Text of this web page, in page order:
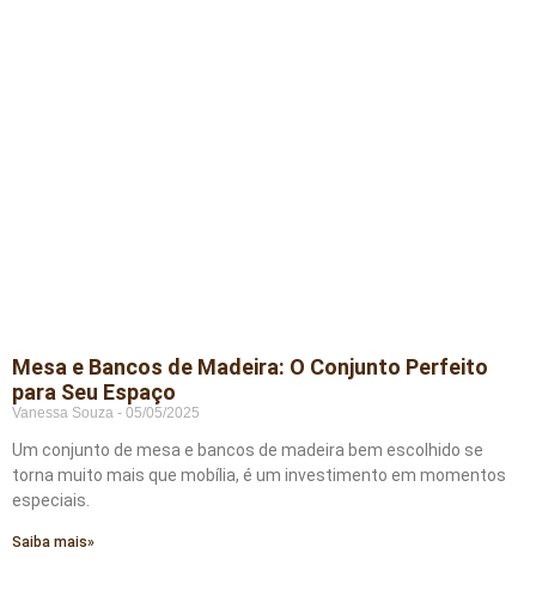
Mesa e Bancos de Madeira: O Conjunto Perfeito
para Seu Espaço
Vanessa Souza 05/05/2025
Um conjunto de mesa e bancos de madeira bem escolhido se
torna muito mais que mobília, é um investimento em momentos
especiais.
Saiba mais»